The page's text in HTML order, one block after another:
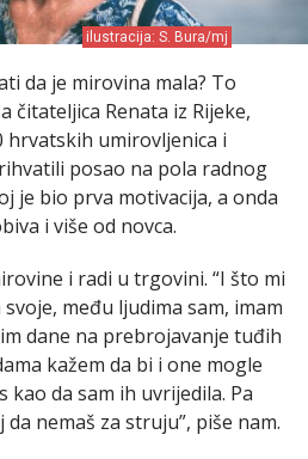
ilustracija: S. Bura/mj
da je mirovina mala? To
čitateljica Renata iz Rijeke,
hrvatskih umirovljenica i
posao na pola radnog
je bio prva motivacija, a onda
i više od novca.
i radi u trgovini. “I što mi
među ljudima sam, imam
dane na prebrojavanje tuđih
kažem da bi i one mogle
da sam ih uvrijedila. Pa
nemaš za struju”, piše nam.